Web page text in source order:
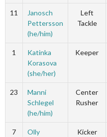
11
Janosch
Pettersson
(he/him)
Left
Tackle
1
Katinka
Korasova
(she/her)
Keeper
23
Manni
Schlegel
(he/him)
Center
Rusher
7
Olly
Kicker